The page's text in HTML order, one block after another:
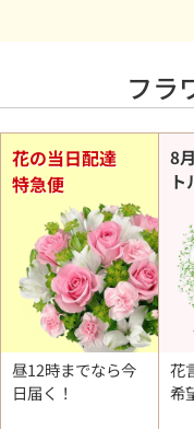
フラ
花の当日配達
特急便
昼12時までなら今
日届く！
8
花
希